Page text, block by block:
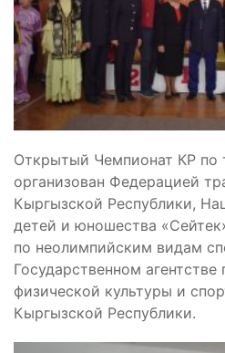
Открытый Чемпионат КР по
организован Федерацией
Кыргызской Республики,
детей и юношества
по неолимпийским видам
Государственном
физической культуры и
Кыргызской Республики.